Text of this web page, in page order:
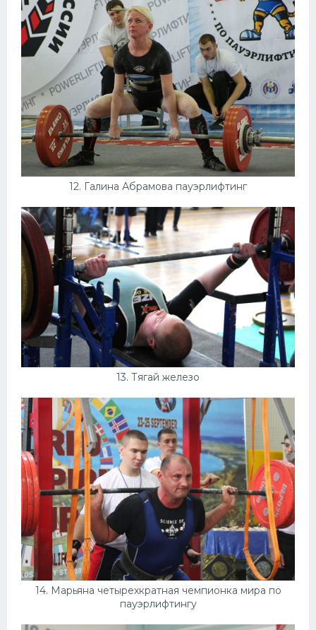
12. Галина Абрамова пауэрлифтинг
13. Тягай железо
14. Марьяна четырехкратная чемпионка мира по
пауэрлифтингу